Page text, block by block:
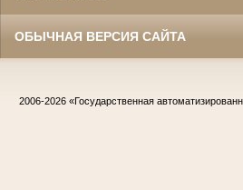
ОБЫЧНАЯ ВЕРСИЯ САЙТА
2006-2026 «Государственная